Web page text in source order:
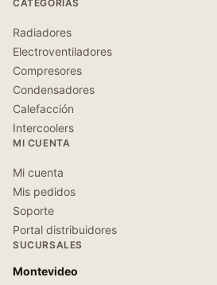
CATEGORÍAS
Radiadores
Electroventiladores
Compresores
Condensadores
Calefacción
Intercoolers
MI CUENTA
Mi cuenta
Mis pedidos
Soporte
Portal distribuidores
SUCURSALES
Montevideo